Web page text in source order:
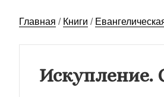
Главная / Книги /
Искупление.